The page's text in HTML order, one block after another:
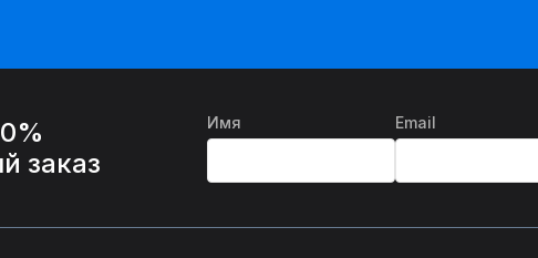
заказ
Имя Email